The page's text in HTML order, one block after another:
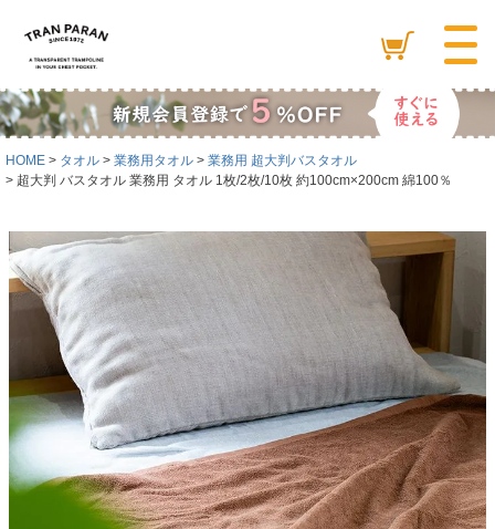
HOME タオル 業務用タオル
業務用 超大判バスタオル
超大判 バスタオル 業務用 タオル 1枚/2枚/10枚 約100cm×200cm 綿100％